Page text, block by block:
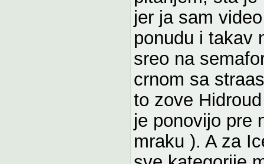
jer ja sam
ponudu i takav
sreo na
crnom sa
to zove
je ponovijo pre
mraku ). A za